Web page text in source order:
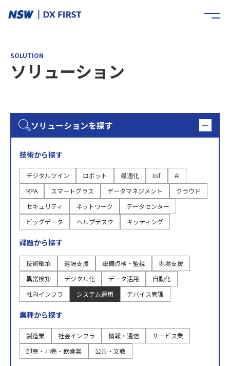
SOLUTION
ソリューション
ソリューションを探す
技術から探す
デジタルツイン ロボット 最適化 IoT
AI
RPA
スマートグラス データマネジメント
クラウド
セキュリティ
ネットワーク
データセンター
ビッグデータ
ヘルプデスク キッティング
課題から探す
技術継承 遠隔支援 設備点検・監視
現場支援
異常検知
デジタル化 データ活用
自動化
社内インフラ
システム運用 デバイス管理
業種から探す
製造業 社会インフラ 情報・通信
サービス業
卸売・小売・飲食業
公共・文教